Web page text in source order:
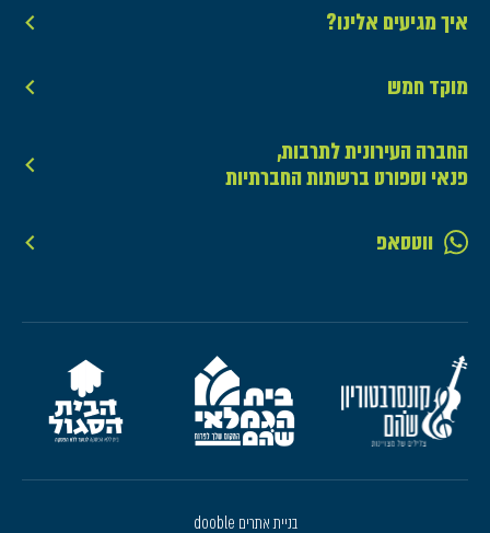
איך מגיעים אלינו?
מוקד חמש
החברה העירונית לתרבות,
פנאי וספורט ברשתות החברתיות
ווטסאפ
בניית אתרים dooble